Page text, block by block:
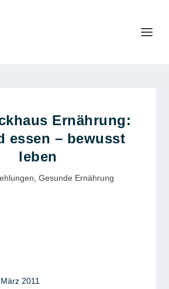
Ernährung:
essen – bewusst
leben
Gesunde Ernährung
2011